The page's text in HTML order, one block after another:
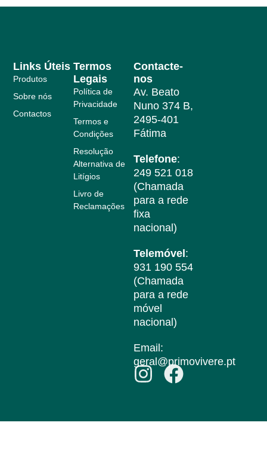
Contacte-
nos
Av. Beato
Nuno 374 B,
2495-401
Fátima
Telefone:
249 521 018
(Chamada
para a rede
fixa
nacional)
Telemóvel:
931 190 554
(Chamada
para a rede
móvel
nacional)
Email:
geral@primovivere.pt
Termos
Legais
Política de
Privacidade
Termos e
Condições
Resolução
Alternativa de
Litígios
Livro de
Reclamações
Links Úteis
Produtos
Sobre nós
Contactos